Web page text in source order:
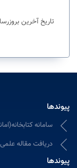
تاریخ آخرین بروزرسانی: 1401/03/30 -
پیوندها
سامانه
دریافت مقاله
پیوندها